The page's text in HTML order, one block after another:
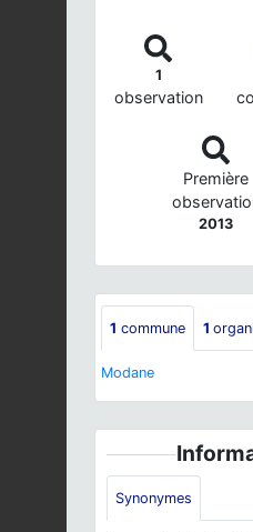
1
observation
Première
2013
1 commune 1
Modane
Synonymes